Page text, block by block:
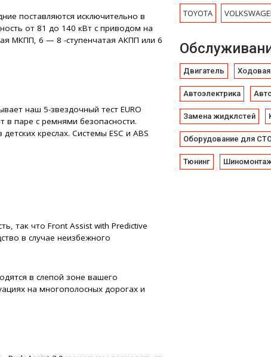
поставляются исключительно в
от 81 до 140 кВт с приводом на
МКПП, 6 — 8 -ступенчатая АКПП или 6
наш 5-звездочный тест EURO
паре с ремнями безопасности.
креслах. Системы ESC и ABS
так что Front Assist with Predictive
в случае неизбежного
в слепой зоне вашего
на многополосных дорогах и
TOYOTA
Двигатель Ходовая
Автоэлектрика
Замена жидклстей
Оборудование для
Тюнинг